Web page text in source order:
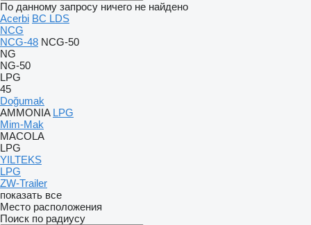
По данному запросу ничего не найдено
Acerbi BC LDS
NCG
NCG-48 NCG-50
NG
NG-50
LPG
45
Doğumak
AMMONIA LPG
Mim-Mak
MACOLA
LPG
YILTEKS
LPG
ZW-Trailer
показать все
Место расположения
Поиск по радиусу